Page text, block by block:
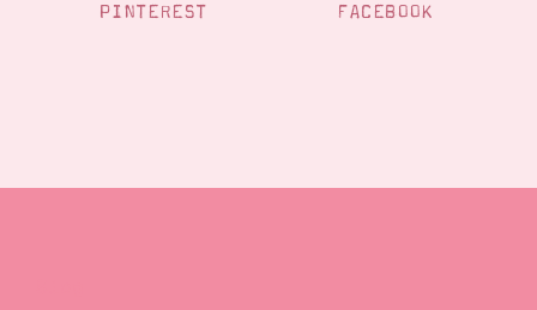
PINTEREST FACEBOOK